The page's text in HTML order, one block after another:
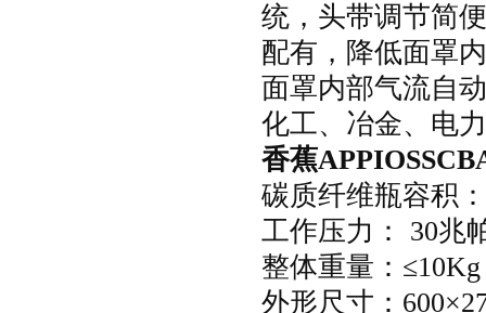
统，头带调节简便
配有，降低面罩
面罩内部气流自动
化工、冶金、电
香蕉APPIOS
碳质纤维瓶容积：
工作压力：
30兆
整体重量： ≤10Kg
外形尺寸： 600×